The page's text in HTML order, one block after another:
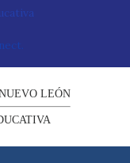
LEÓN